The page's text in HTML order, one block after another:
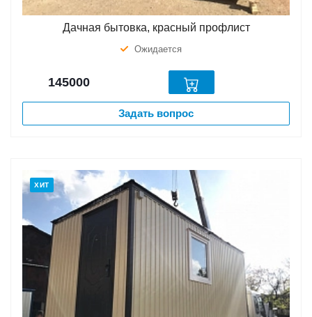
Дачная бытовка, красный профлист
Ожидается
145000
Задать вопрос
ХИТ